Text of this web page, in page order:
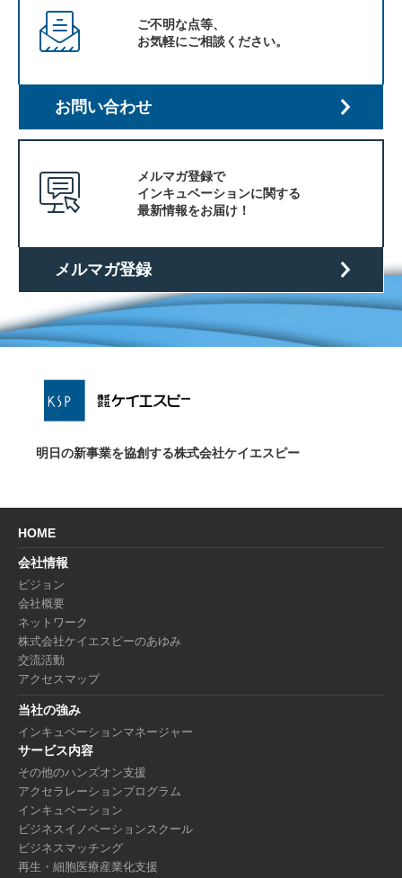
ご不明な点等、
お気軽にご相談ください。
お問い合わせ
メルマガ登録で
インキュベーションに関する
最新情報をお届け！
メルマガ登録
明日の新事業を協創する株式会社ケイエスピー
HOME
会社情報
ビジョン
会社概要
ネットワーク
株式会社ケイエスピーのあゆみ
交流活動
アクセスマップ
当社の強み
インキュベーションマネージャー
サービス内容
その他のハンズオン支援
アクセラレーションプログラム
インキュベーション
ビジネスイノベーションスクール
ビジネスマッチング
再生・細胞医療産業化支援